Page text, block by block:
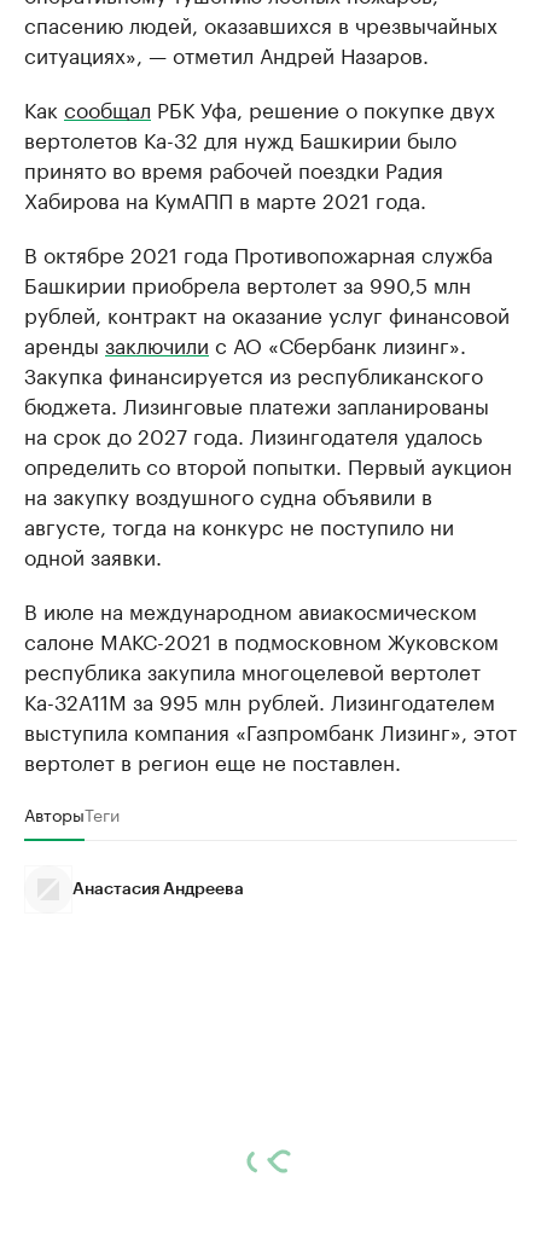
спасению людей, оказавшихся в чрезвычайных
ситуациях», — отметил Андрей Назаров.
Как сообщал РБК Уфа, решение о покупке двух
вертолетов Ка-32 для нужд Башкирии было
принято во время рабочей поездки Радия
Хабирова на КумАПП в марте 2021 года.
В октябре 2021 года Противопожарная служба
Башкирии приобрела вертолет за 990,5 млн
рублей, контракт на оказание услуг финансовой
аренды заключили с АО «Сбербанк лизинг».
Закупка финансируется из республиканского
бюджета. Лизинговые платежи запланированы
на срок до 2027 года. Лизингодателя удалось
определить со второй попытки. Первый аукцион
на закупку воздушного судна объявили в
августе, тогда на конкурс не поступило ни
одной заявки.
В июле на международном авиакосмическом
салоне МАКС-2021 в подмосковном Жуковском
республика закупила многоцелевой вертолет
Ка-32А11М за 995 млн рублей. Лизингодателем
выступила компания «Газпромбанк Лизинг», этот
вертолет в регион еще не поставлен.
АвторыТеги
Анастасия Андреева